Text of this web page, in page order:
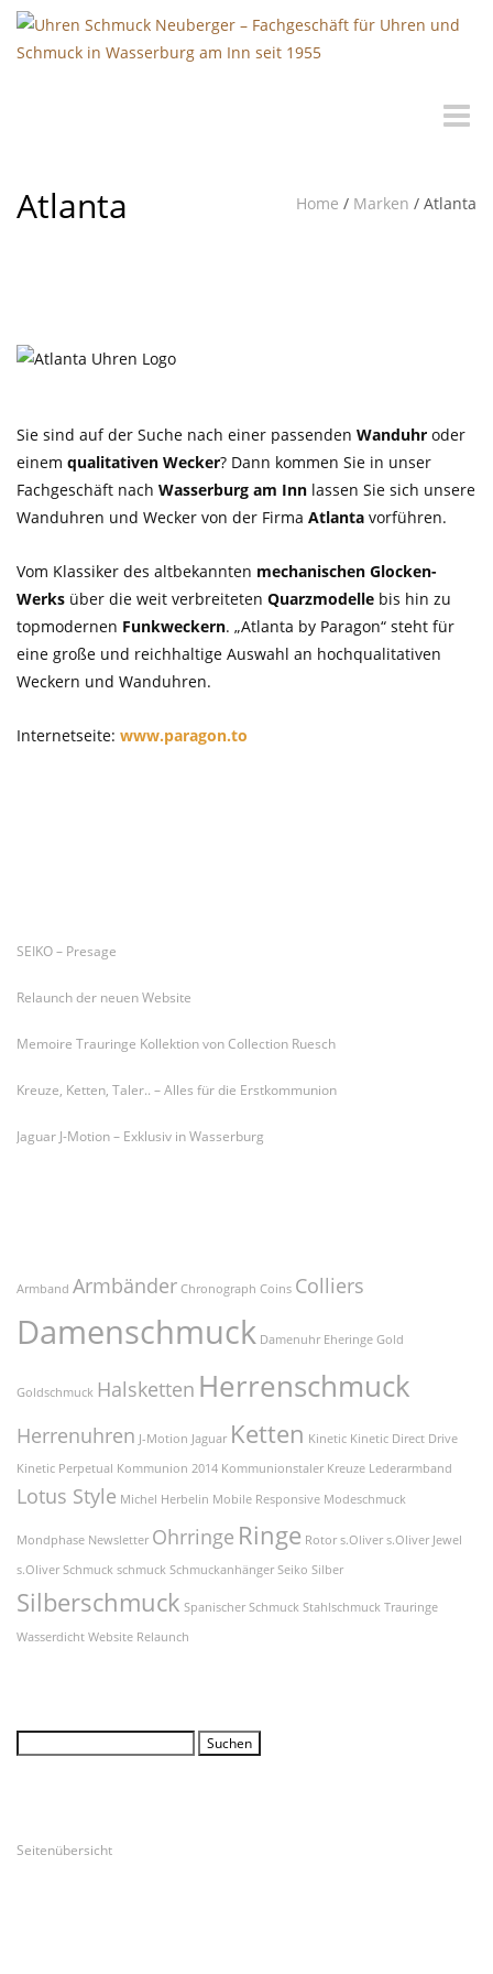
Toggle
Atlanta Home / Marken / Atlanta
Sie sind auf der Suche nach einer passenden Wanduhr oder
einem qualitativen Wecker? Dann kommen Sie in unser
Fachgeschäft nach Wasserburg am Inn lassen Sie sich unsere
Wanduhren und Wecker von der Firma Atlanta vorführen.
Vom Klassiker des altbekannten mechanischen Glocken-
Werks über die weit verbreiteten Quarzmodelle bis hin zu
topmodernen Funkweckern. „Atlanta by Paragon“ steht für
eine große und reichhaltige Auswahl an hochqualitativen
Weckern und Wanduhren.
Internetseite: www.paragon.to
SEIKO – Presage
Relaunch der neuen Website
Memoire Trauringe Kollektion von Collection Ruesch
Kreuze, Ketten, Taler.. – Alles für die Erstkommunion
Jaguar J-Motion – Exklusiv in Wasserburg
Armband Armbänder Chronograph Coins Colliers
Damenschmuck Damenuhr Eheringe Gold
Goldschmuck Halsketten Herrenschmuck
Herrenuhren J-Motion Jaguar Ketten Kinetic Kinetic Direct Drive
Kinetic Perpetual Kommunion 2014 Kommunionstaler Kreuze Lederarmband
Lotus Style Michel Herbelin Mobile Responsive Modeschmuck
Mondphase Newsletter Ohrringe Ringe Rotor s.Oliver s.Oliver Jewel
s.Oliver Schmuck schmuck Schmuckanhänger Seiko Silber
Silberschmuck Spanischer Schmuck Stahlschmuck Trauringe
Wasserdicht Website Relaunch
Seitenübersicht